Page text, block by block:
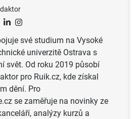
své studium na Vysoké
univerzitě Ostrava s
svět. Od roku 2019 působí
pro Ruik.cz, kde získal
dění. Pro
se zaměřuje na novinky ze
analýzy kurzů a